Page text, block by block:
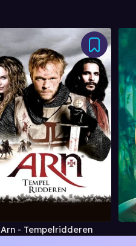
Arn - Tempelridderen